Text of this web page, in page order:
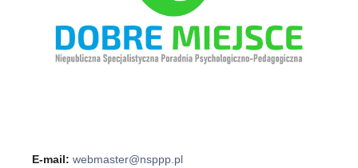
E-mail: webmaster@nsppp.pl